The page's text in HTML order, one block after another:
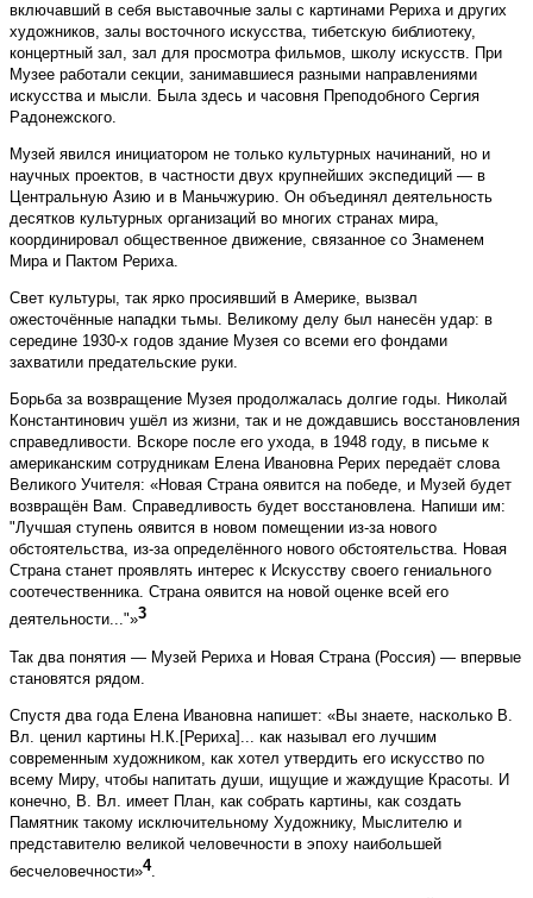
включавший в себя выставочные залы с картинами Рериха и других
художников, залы восточного искусства, тибетскую библиотеку,
концертный зал, зал для просмотра фильмов, школу искусств. При
Музее работали секции, занимавшиеся разными направлениями
искусства и мысли. Была здесь и часовня Преподобного Сергия
Радонежского.
Музей явился инициатором не только культурных начинаний, но и
научных проектов, в частности двух крупнейших экспедиций — в
Центральную Азию и в Маньчжурию. Он объединял деятельность
десятков культурных организаций во многих странах мира,
координировал общественное движение, связанное со Знаменем
Мира и Пактом Рериха.
Свет культуры, так ярко просиявший в Америке, вызвал
ожесточённые нападки тьмы. Великому делу был нанесён удар: в
середине 1930-х годов здание Музея со всеми его фондами
захватили предательские руки.
Борьба за возвращение Музея продолжалась долгие годы. Николай
Константинович ушёл из жизни, так и не дождавшись восстановления
справедливости. Вскоре после его ухода, в 1948 году, в письме к
американским сотрудникам Елена Ивановна Рерих передаёт слова
Великого Учителя: «Новая Страна оявится на победе, и Музей будет
возвращён Вам. Справедливость будет восстановлена. Напиши им:
"Лучшая ступень оявится в новом помещении из-за нового
обстоятельства, из-за определённого нового обстоятельства. Новая
Страна станет проявлять интерес к Искусству своего гениального
соотечественника. Страна оявится на новой оценке всей его
деятельности..."»3
Так два понятия — Музей Рериха и Новая Страна (Россия) — впервые
становятся рядом.
Спустя два года Елена Ивановна напишет: «Вы знаете, насколько В.
Вл. ценил картины Н.К.[Рериха]... как называл его лучшим
современным художником, как хотел утвердить его искусство по
всему Миру, чтобы напитать души, ищущие и жаждущие Красоты. И
конечно, В. Вл. имеет План, как собрать картины, как создать
Памятник такому исключительному Художнику, Мыслителю и
представителю великой человечности в эпоху наибольшей
бесчеловечности»4.